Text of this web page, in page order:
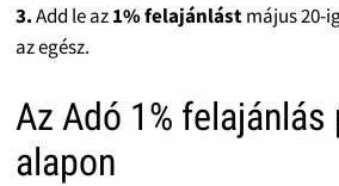
3.Add le az1% felajánlástmájus 20-
az egész.
Az Adó 1% felajánlás
alapon